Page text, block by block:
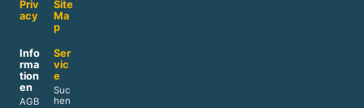
Priv
acy
Site
Ma
p
Info
rma
tion
en
AGB
Ser
vic
e
Suc
hen